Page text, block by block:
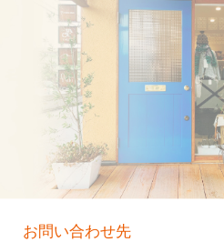
お問い合わせ先